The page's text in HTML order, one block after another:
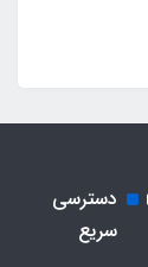
دسترسی
سریع